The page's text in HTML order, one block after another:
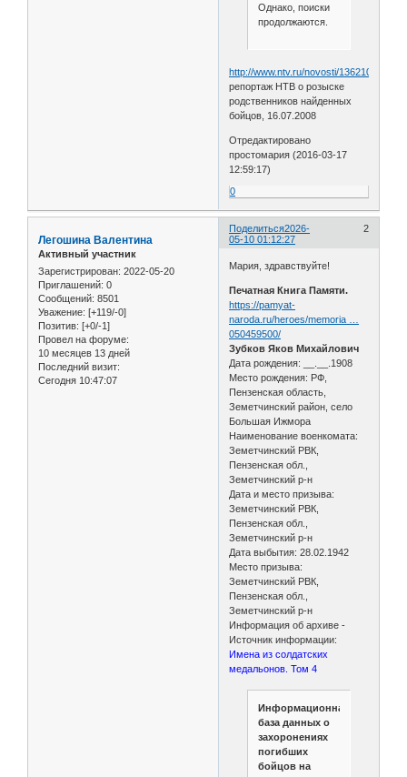
Однако, поиски
продолжаются.
http://www.ntv.ru/novosti/136210/video/
репортаж НТВ о розыске
родственников найденных
бойцов, 16.07.2008
Отредактировано
простомария (2016-03-17
12:59:17)
0
Поделиться 2
2026-
05-10 01:12:27
Легошина Валентина
Активный участник
Зарегистрирован: 2022-05-20
Приглашений: 0
Сообщений: 8501
Уважение: [+119/-0]
Позитив: [+0/-1]
Провел на форуме:
10 месяцев 13 дней
Последний визит:
Сегодня 10:47:07
Мария, здравствуйте!
Печатная Книга Памяти.
https://pamyat-
naroda.ru/heroes/memoria …
050459500/
Зубков Яков Михайлович
Дата рождения: __.__.1908
Место рождения: РФ,
Пензенская область,
Земетчинский район, село
Большая Ижмора
Наименование военкомата:
Земетчинский РВК,
Пензенская обл.,
Земетчинский р-н
Дата и место призыва:
Земетчинский РВК,
Пензенская обл.,
Земетчинский р-н
Дата выбытия: 28.02.1942
Место призыва:
Земетчинский РВК,
Пензенская обл.,
Земетчинский р-н
Информация об архиве -
Источник информации:
Имена из солдатских
медальонов. Том 4
Информационная
база данных о
захоронениях
погибших
бойцов на